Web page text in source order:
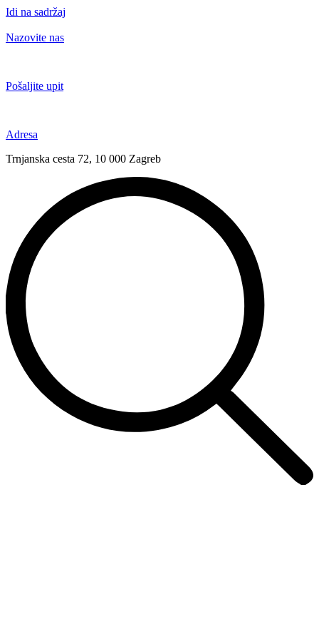
Idi na sadržaj
Nazovite nas
Pošaljite upit
Adresa
Trnjanska cesta 72, 10 000 Zagreb